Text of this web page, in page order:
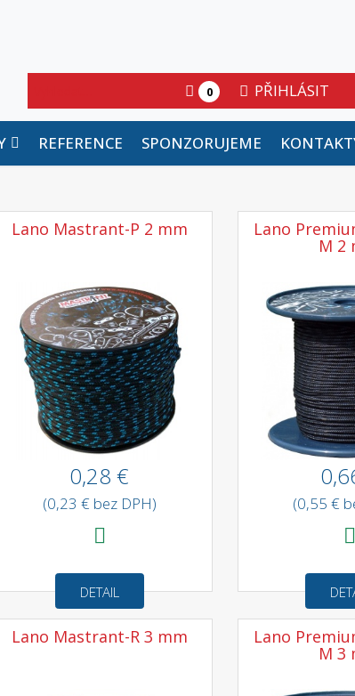
PŘIHLÁSIT
0
REFERENCE SPONZORUJEME
Lano Mastrant-P 2 mm
0,28 €
(0,23 € bez DPH)
DETAIL
Lano
M 2
(0,55 €
Lano Mastrant-R 3 mm Lano
M 3